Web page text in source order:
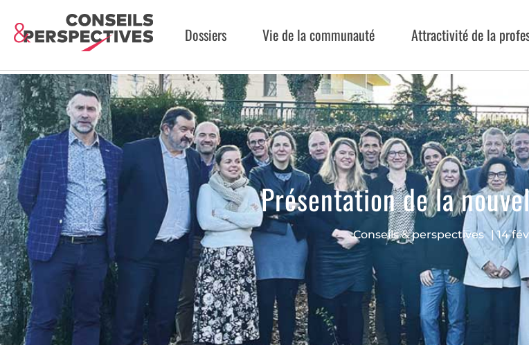
Dossiers Vie de la communauté Attractivité de la
Présentation de la
Conseils & perspectives | 14